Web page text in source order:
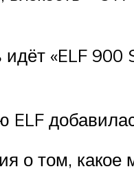
«ELF 900
ELF
о том,